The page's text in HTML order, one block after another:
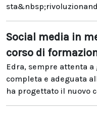
Social media in
corso di
Edra, sempre attenta
completa e adeguata
ha progettato il nuovo